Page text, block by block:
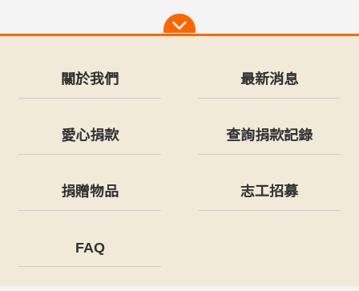
關於我們 最新消息
愛心捐款 查詢捐款記錄
捐贈物品 志工招募
FAQ